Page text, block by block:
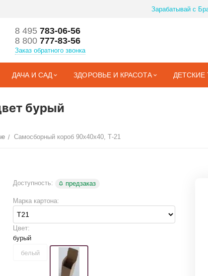
Зарабатывай с
8 495783-06-56
8 800777-83-56
Заказ обратного звонка
ДАЧА И САД ЗДОРОВЬЕ И КРАСОТА ДЕТСКИЕ
бурый
/ Самосборный короб 90х40х40, Т-21
Доступность: предзаказ
Марка картона:
Цвет:
бурый
белый